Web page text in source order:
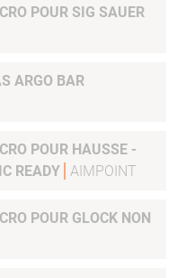
POUR SIG SAUER
ARGO BAR
POUR HAUSSE -
READY AIMPOINT
POUR GLOCK NON